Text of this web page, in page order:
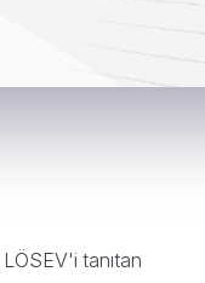
tanıtan